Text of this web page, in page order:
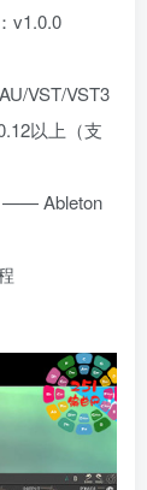
VST/VST3
以上（支
—— Ableton